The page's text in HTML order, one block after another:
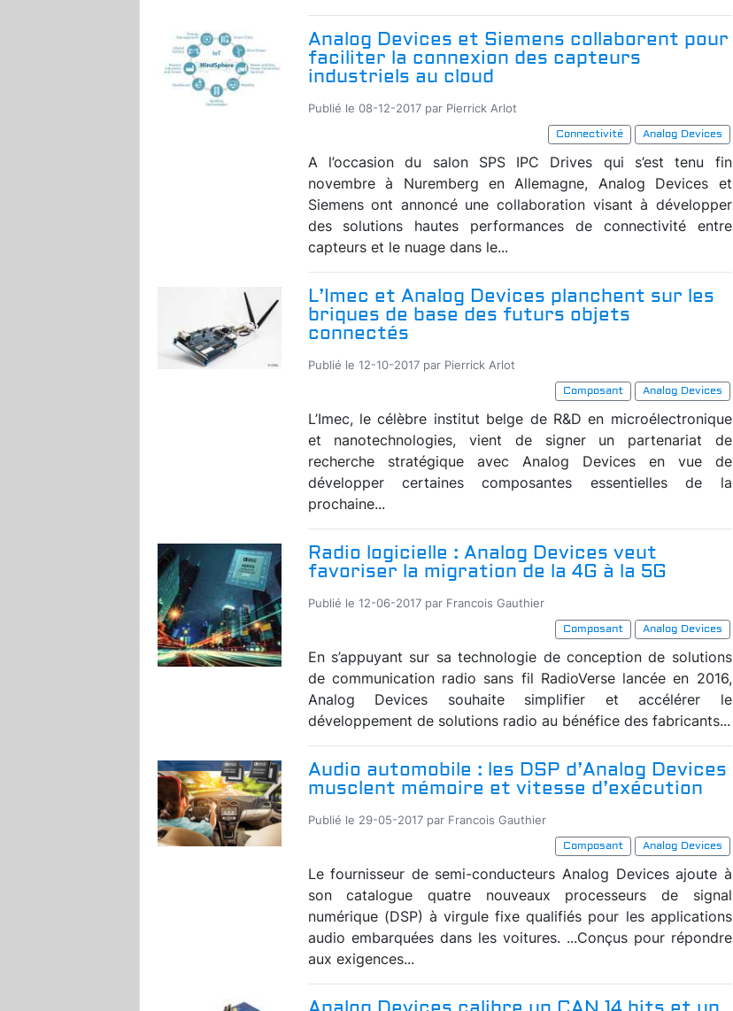
Analog Devices et Siemens collaborent pour
faciliter la connexion des capteurs
industriels au cloud
Publié le 08-12-2017 par Pierrick Arlot
Connectivité
Analog Devices
A l’occasion du salon SPS IPC Drives qui s’est tenu fin
novembre à Nuremberg en Allemagne, Analog Devices et
Siemens ont annoncé une collaboration visant à développer
des solutions hautes performances de connectivité entre
capteurs et le nuage dans le...
L’Imec et Analog Devices planchent sur les
briques de base des futurs objets
connectés
Publié le 12-10-2017 par Pierrick Arlot
Composant
Analog Devices
L’Imec, le célèbre institut belge de R&D en microélectronique
et nanotechnologies, vient de signer un partenariat de
recherche stratégique avec Analog Devices en vue de
développer certaines composantes essentielles de la
prochaine...
Radio logicielle : Analog Devices veut
favoriser la migration de la 4G à la 5G
Publié le 12-06-2017 par Francois Gauthier
Composant
Analog Devices
En s’appuyant sur sa technologie de conception de solutions
de communication radio sans fil RadioVerse lancée en 2016,
Analog Devices souhaite simplifier et accélérer le
développement de solutions radio au bénéfice des fabricants...
Audio automobile : les DSP d’Analog Devices
musclent mémoire et vitesse d’exécution
Publié le 29-05-2017 par Francois Gauthier
Composant
Analog Devices
Le fournisseur de semi-conducteurs Analog Devices ajoute à
son catalogue quatre nouveaux processeurs de signal
numérique (DSP) à virgule fixe qualifiés pour les applications
audio embarquées dans les voitures. ...Conçus pour répondre
aux exigences...